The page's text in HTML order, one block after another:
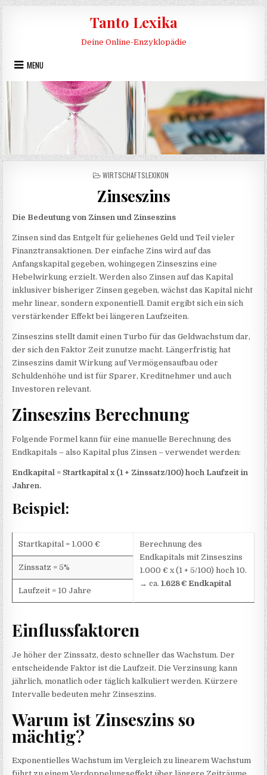
Skip to content
Tanto Lexika
Deine Online-Enzyklopädie
MENU
POSTED IN
WIRTSCHAFTSLEXIKON
Zinseszins
Die Bedeutung von Zinsen und Zinseszins
Zinsen sind das Entgelt für geliehenes Geld und Teil vieler
Finanztransaktionen. Der einfache Zins wird auf das
Anfangskapital gegeben, wohingegen Zinseszins eine
Hebelwirkung erzielt. Werden also Zinsen auf das Kapital
inklusiver bisheriger Zinsen gegeben, wächst das Kapital nicht
mehr linear, sondern exponentiell. Damit ergibt sich ein sich
verstärkender Effekt bei längeren Laufzeiten.
Zinseszins stellt damit einen Turbo für das Geldwachstum dar,
der sich den Faktor Zeit zunutze macht. Längerfristig hat
Zinseszins damit Wirkung auf Vermögensaufbau oder
Schuldenhöhe und ist für Sparer, Kreditnehmer und auch
Investoren relevant.
Zinseszins Berechnung
Folgende Formel kann für eine manuelle Berechnung des
Endkapitals – also Kapital plus Zinsen – verwendet werden:
Endkapital = Startkapital x (1 + Zinssatz/100) hoch Laufzeit in
Jahren.
Beispiel:
Startkapital = 1.000 €
Berechnung des
Endkapitals mit Zinseszins
1.000 € x (1 + 5/100) hoch 10.
→ ca.1.628€ Endkapital
Zinssatz = 5%
Laufzeit = 10 Jahre
Einflussfaktoren
Je höher der Zinssatz, desto schneller das Wachstum. Der
entscheidende Faktor ist die Laufzeit. Die Verzinsung kann
jährlich, monatlich oder täglich kalkuliert werden. Kürzere
Intervalle bedeuten mehr Zinseszins.
Warum ist Zinseszins so
mächtig?
Exponentielles Wachstum im Vergleich zu linearem Wachstum